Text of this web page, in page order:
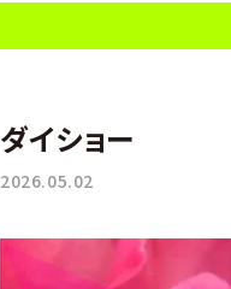
ダイショー
2026.05.02